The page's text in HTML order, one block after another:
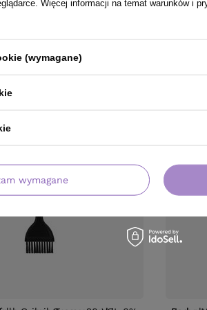
KUPILI TAKŻE
Więcej informacji na temat warunków i
(wymagane)
wymagane